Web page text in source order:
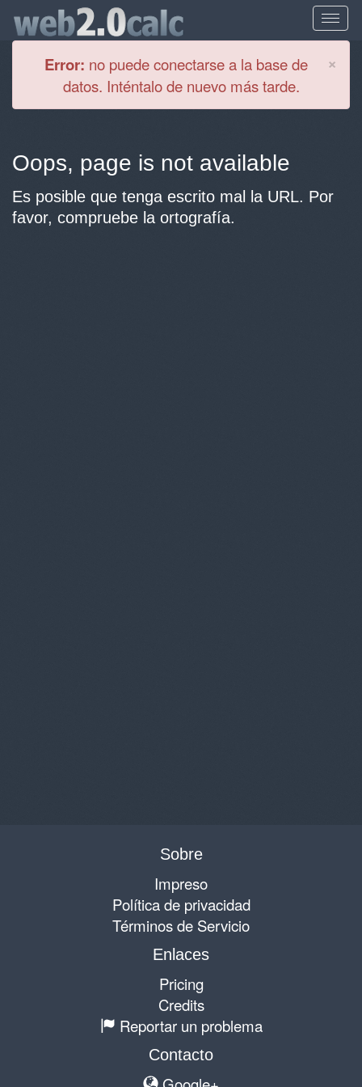
×
Error: no puede conectarse a la base de
datos. Inténtalo de nuevo más tarde.
Oops, page is not available
Es posible que tenga escrito mal la URL. Por
favor, compruebe la ortografía.
Sobre
Impreso
Política de privacidad
Términos de Servicio
Enlaces
Pricing
Credits
Reportar un problema
Contacto